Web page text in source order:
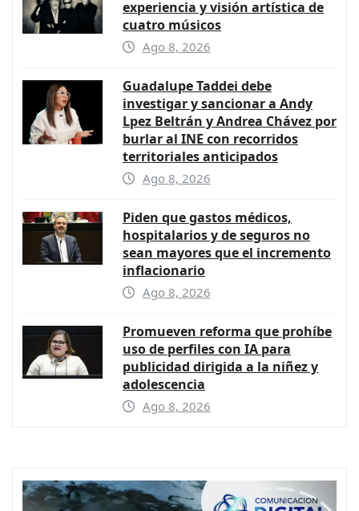
experiencia y visión artística de
cuatro músicos
Ago 8, 2026
Guadalupe Taddei debe
investigar y sancionar a Andy
Lpez Beltrán y Andrea Chávez por
burlar al INE con recorridos
territoriales anticipados
Ago 8, 2026
Piden que gastos médicos,
hospitalarios y de seguros no
sean mayores que el incremento
inflacionario
Ago 8, 2026
Promueven reforma que prohíbe
uso de perfiles con IA para
publicidad dirigida a la niñez y
adolescencia
Ago 8, 2026